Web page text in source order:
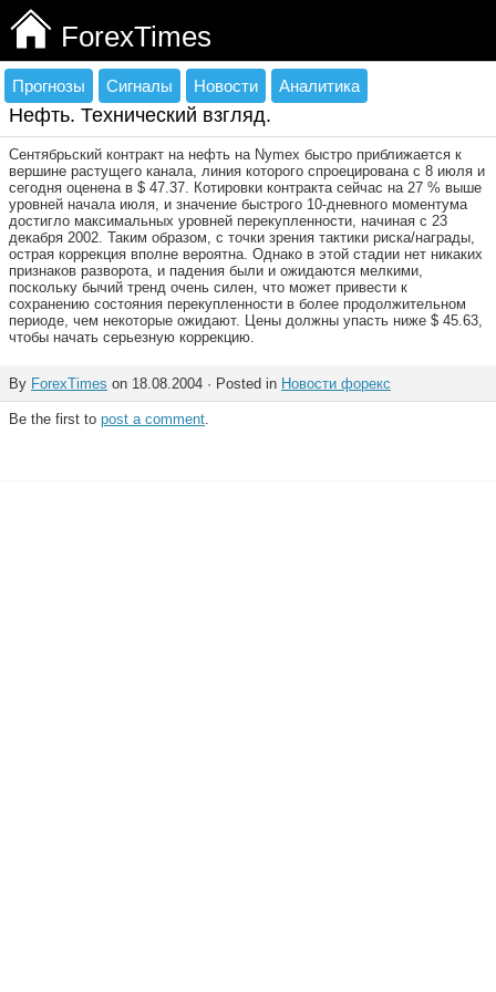
ForexTimes
Прогнозы Сигналы Новости Аналитика
Нефть. Технический взгляд.
Сентябрьский контракт на нефть на Nymex быстро приближается к
вершине растущего канала, линия которого спроецирована с 8 июля и
сегодня оценена в $ 47.37. Котировки контракта сейчас на 27 % выше
уровней начала июля, и значение быстрого 10-дневного моментума
достигло максимальных уровней перекупленности, начиная с 23
декабря 2002. Таким образом, с точки зрения тактики риска/награды,
острая коррекция вполне вероятна. Однако в этой стадии нет никаких
признаков разворота, и падения были и ожидаются мелкими,
поскольку бычий тренд очень силен, что может привести к
сохранению состояния перекупленности в более продолжительном
периоде, чем некоторые ожидают. Цены должны упасть ниже $ 45.63,
чтобы начать серьезную коррекцию.
By ForexTimes on 18.08.2004 · Posted in Новости форекс
Be the first to post a comment.